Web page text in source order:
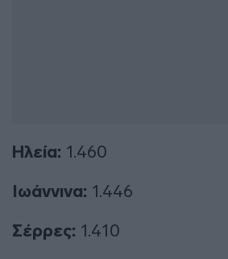
Ηλεία: 1.460
Ιωάννινα: 1.446
Σέρρες: 1.410